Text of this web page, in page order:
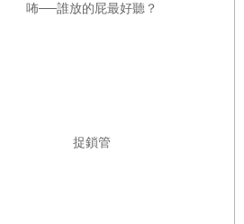
咘──誰放的屁最好聽？
捉鎖管